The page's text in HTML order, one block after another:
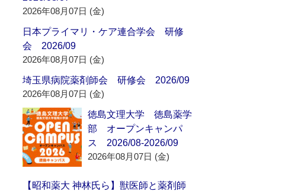
2026年08月07日 (金)
日本プライマリ・ケア連合学会 研修
会 2026/09
2026年08月07日 (金)
埼玉県病院薬剤師会 研修会 2026/09
2026年08月07日 (金)
徳島文理大学 徳島薬学
部 オープンキャンパ
ス 2026/08-2026/09
2026年08月07日 (金)
【昭和薬大 神林氏ら】獣医師と薬剤師